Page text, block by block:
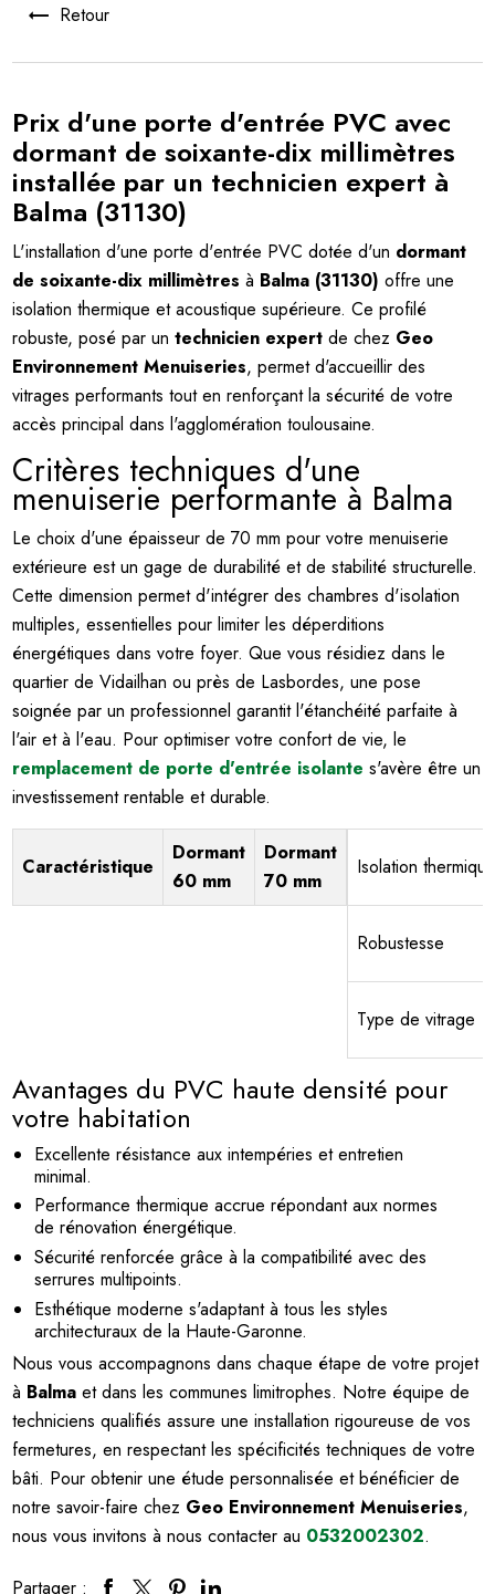
Retour
Prix d'une porte d'entrée PVC avec
dormant de soixante-dix millimètres
installée par un technicien expert à
Balma (31130)
L'installation d'une porte d'entrée PVC dotée d'un dormant
de soixante-dix millimètres à Balma (31130) offre une
isolation thermique et acoustique supérieure. Ce profilé
robuste, posé par untechnicien expert de chez Geo
Environnement Menuiseries, permet d'accueillir des
vitrages performants tout en renforçant la sécurité de votre
accès principal dans l'agglomération toulousaine.
Critères techniques d'une
menuiserie performante à Balma
Le choix d'une épaisseur de 70 mm pour votre menuiserie
extérieure est un gage de durabilité et de stabilité structurelle.
Cette dimension permet d'intégrer des chambres d'isolation
multiples, essentielles pour limiter les déperditions
énergétiques dans votre foyer. Que vous résidiez dans le
quartier de Vidailhan ou près de Lasbordes, une pose
soignée par un professionnel garantit l'étanchéité parfaite à
l'air et à l'eau. Pour optimiser votre confort de vie, le
remplacement de porte d'entrée isolante s'avère être un
investissement rentable et durable.
Caractéristique
Dormant
60 mm
Dormant
70 mm
Isolation
Robustesse
Type de vitrage
Avantages du PVC haute densité pour
votre habitation
Excellente résistance aux intempéries et entretien
minimal.
Performance thermique accrue répondant aux normes
de rénovation énergétique.
Sécurité renforcée grâce à la compatibilité avec des
serrures multipoints.
Esthétique moderne s'adaptant à tous les styles
architecturaux de la Haute-Garonne.
Nous vous accompagnons dans chaque étape de votre projet
à Balma et dans les communes limitrophes. Notre équipe de
techniciens qualifiés assure une installation rigoureuse de vos
fermetures, en respectant les spécificités techniques de votre
bâti. Pour obtenir une étude personnalisée et bénéficier de
notre savoir-faire chez Geo Environnement Menuiseries,
nous vous invitons à nous contacter au 0532002302.
Partager :